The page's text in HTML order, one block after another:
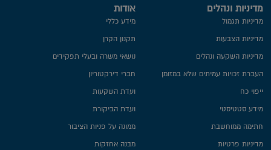
אודות
מידע כללי
תקנון הקרן
נושאי משרה ובעלי תפקידים
חברי דירקטוריון
ועדת השקעות
ועדת הביקורת
ממונה על פניות הציבור
מבנה אחזקות
מדיניות ונהלים
מדיניות תגמול
מדיניות הצבעות
מדיניות השקעה ונהלים
העברת זכויות עמיתים שלא במזומן
ייפוי כח
מידע סטטיסטי
חתימה ממוחשבת
מדיניות פרטיות​